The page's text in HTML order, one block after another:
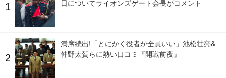
日についてライオンズゲート会長がコメント
満席続出!「とにかく役者が全員いい」池松壮亮&
仲野太賀らに熱い口コミ『開戦前夜』